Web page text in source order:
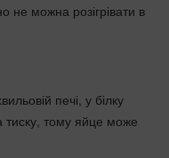
не можна розігрівати в
печі, у білку
тиску, тому яйце може